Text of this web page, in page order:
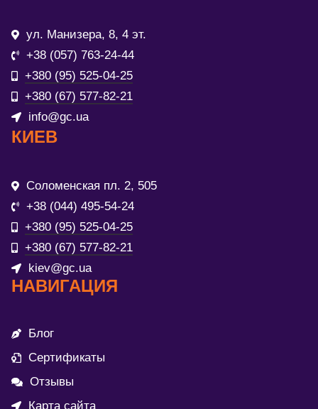
ул. Манизера, 8, 4 эт.
+38 (057) 763-24-44
+380 (95) 525-04-25
+380 (67) 577-82-21
info@gc.ua
КИЕВ
Соломенская пл. 2, 505
+38 (044) 495-54-24
+380 (95) 525-04-25
+380 (67) 577-82-21
kiev@gc.ua
НАВИГАЦИЯ
Блог
Сертификаты
Отзывы
Карта сайта